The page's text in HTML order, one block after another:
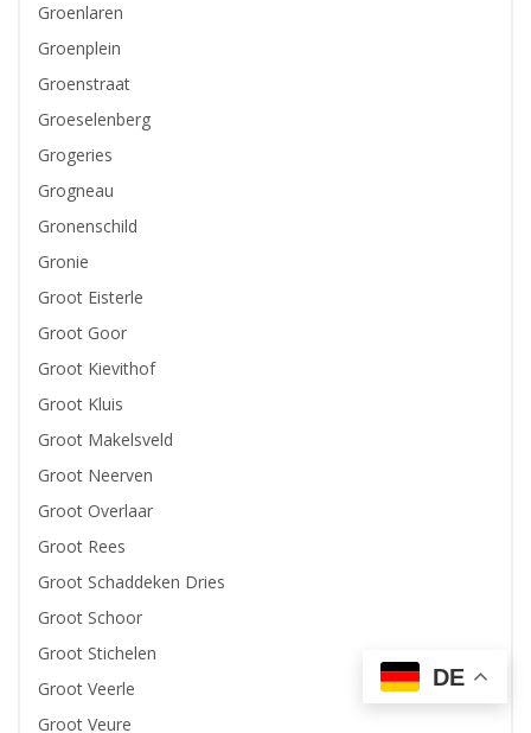
Groenlaren
Groenplein
Groenstraat
Groeselenberg
Grogeries
Grogneau
Gronenschild
Gronie
Groot Eisterle
Groot Goor
Groot Kievithof
Groot Kluis
Groot Makelsveld
Groot Neerven
Groot Overlaar
Groot Rees
Groot Schaddeken Dries
Groot Schoor
Groot Stichelen
Groot Veerle
Groot Veure
DE